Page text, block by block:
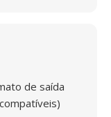
de saída